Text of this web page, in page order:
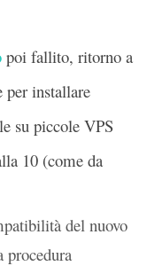
poi fallito, ritorno a
per installare
su piccole VPS
10 (come da
del nuovo